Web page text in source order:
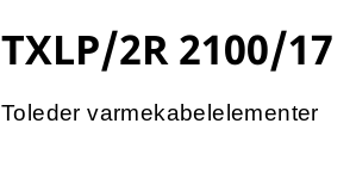
TXLP/2R 2100/17
Toleder varmekabelelementer